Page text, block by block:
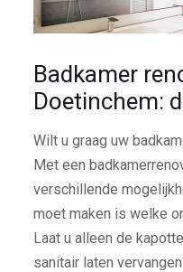
Badkamer
Doetinchem:
Wilt u graag uw
Met een
verschillende
moet maken is welke
Laat u alleen de
sanitair laten